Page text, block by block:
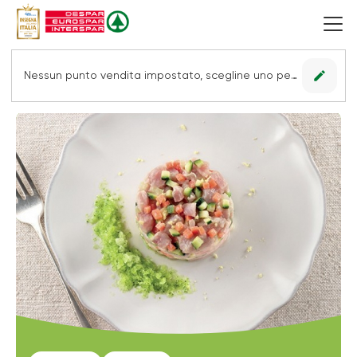
Nessun punto vendita impostato, scegline uno per vedere le offerte. edit